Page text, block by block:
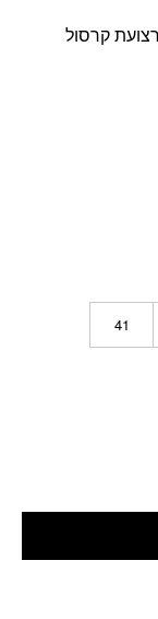
₪689.
₪345.קרסול
41